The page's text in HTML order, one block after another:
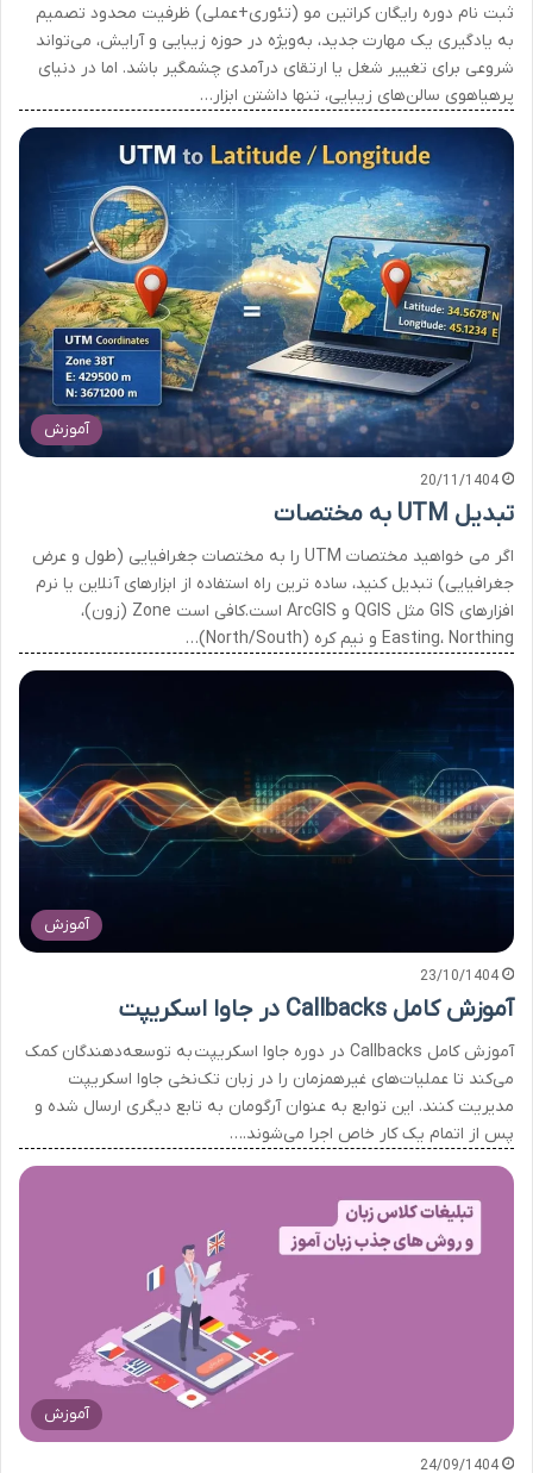
ثبت نام دوره رایگان کراتین مو (تئوری+عملی) ظرفیت محدود تصمیم
به یادگیری یک مهارت جدید، به‌ویژه در حوزه زیبایی و آرایش، می‌تواند
شروعی برای تغییر شغل یا ارتقای درآمدی چشمگیر باشد. اما در دنیای
پرهیاهوی سالن‌های زیبایی، تنها داشتن ابزار…
آموزش
20/11/1404
تبدیل UTM به مختصات
اگر می خواهید مختصات UTM را به مختصات جغرافیایی (طول و عرض
جغرافیایی) تبدیل کنید، ساده ترین راه استفاده از ابزارهای آنلاین یا نرم
افزارهای GIS مثل QGIS و ArcGIS است.کافی است Zone (زون)،
Easting، Northing و نیم کره (North/South)…
آموزش
23/10/1404
آموزش کامل Callbacks در جاوا اسکریپت
آموزش کامل Callbacks در دوره جاوا اسکریپت به توسعه‌دهندگان کمک
می‌کند تا عملیات‌های غیرهمزمان را در زبان تک‌نخی جاوا اسکریپت
مدیریت کنند. این توابع به عنوان آرگومان به تابع دیگری ارسال شده و
پس از اتمام یک کار خاص اجرا می‌شوند.…
آموزش
24/09/1404